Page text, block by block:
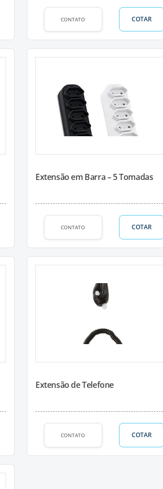
CONTATO COTAR
Extensão em Barra – 5 Tomadas
CONTATO COTAR
Extensão de Telefone
CONTATO COTAR